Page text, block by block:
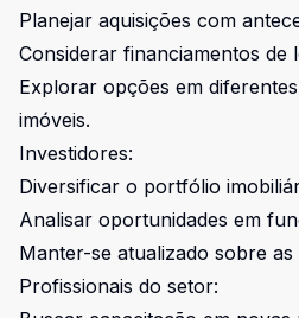
Planejar aquisições com
Considerar financiamentos de
Explorar opções em
imóveis.
Investidores:
Diversificar o portfólio
Analisar oportunidades em
Manter-se atualizado sobre
Profissionais do setor: